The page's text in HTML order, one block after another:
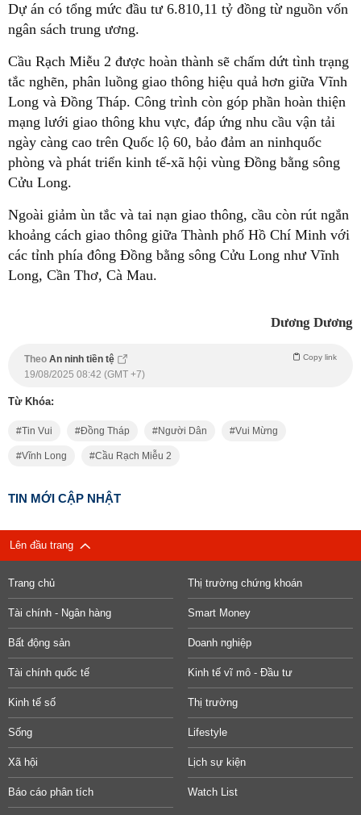
Dự án có tổng mức đầu tư 6.810,11 tỷ đồng từ nguồn vốn
ngân sách trung ương.
Cầu Rạch Miễu 2 được hoàn thành sẽ chấm dứt tình trạng
tắc nghẽn, phân luồng giao thông hiệu quả hơn giữa Vĩnh
Long và Đồng Tháp. Công trình còn góp phần hoàn thiện
mạng lưới giao thông khu vực, đáp ứng nhu cầu vận tải
ngày càng cao trên Quốc lộ 60, bảo đảm an ninhquốc
phòng và phát triển kinh tế-xã hội vùng Đồng bằng sông
Cửu Long.
Ngoài giảm ùn tắc và tai nạn giao thông, cầu còn rút ngắn
khoảng cách giao thông giữa Thành phố Hồ Chí Minh với
các tỉnh phía đông Đồng bằng sông Cửu Long như Vĩnh
Long, Cần Thơ, Cà Mau.
Dương Dương
Theo An ninh tiền tệ Copy link
19/08/2025 08:42 (GMT +7)
Từ Khóa:
Tin Vui Đồng Tháp Người Dân Vui Mừng
Vĩnh Long Cầu Rạch Miễu 2
TIN MỚI CẬP NHẬT
Lên đầu trang
Trang chủ Thị trường chứng khoán
Tài chính - Ngân hàng Smart Money
Bất động sản Doanh nghiệp
Tài chính quốc tế Kinh tế vĩ mô - Đầu tư
Kinh tế số Thị trường
Sống Lifestyle
Xã hội Lịch sự kiện
Báo cáo phân tích Watch List